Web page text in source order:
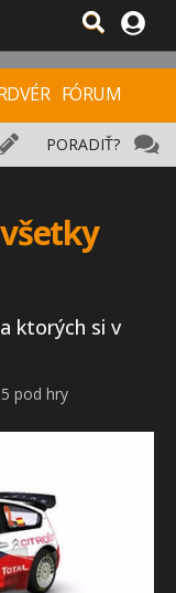
FÓRUM
PORADIŤ?
ktorých si v
pod hry